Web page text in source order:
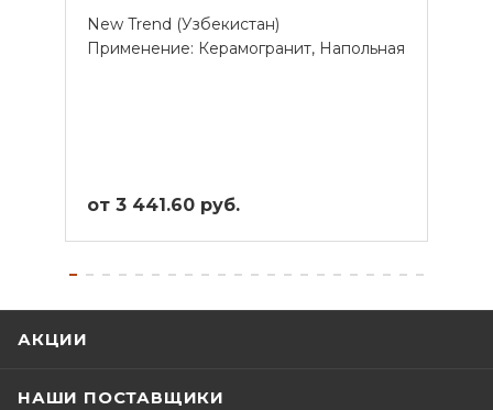
New Trend (Узбекистан)
Применение: Керамогранит, Напольная
от 3 441.60 руб.
АКЦИИ
НАШИ ПОСТАВЩИКИ